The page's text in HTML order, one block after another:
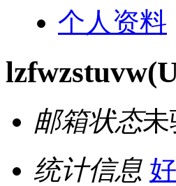
个人资料
lzfwzstuvw
邮箱状态未
统计信息